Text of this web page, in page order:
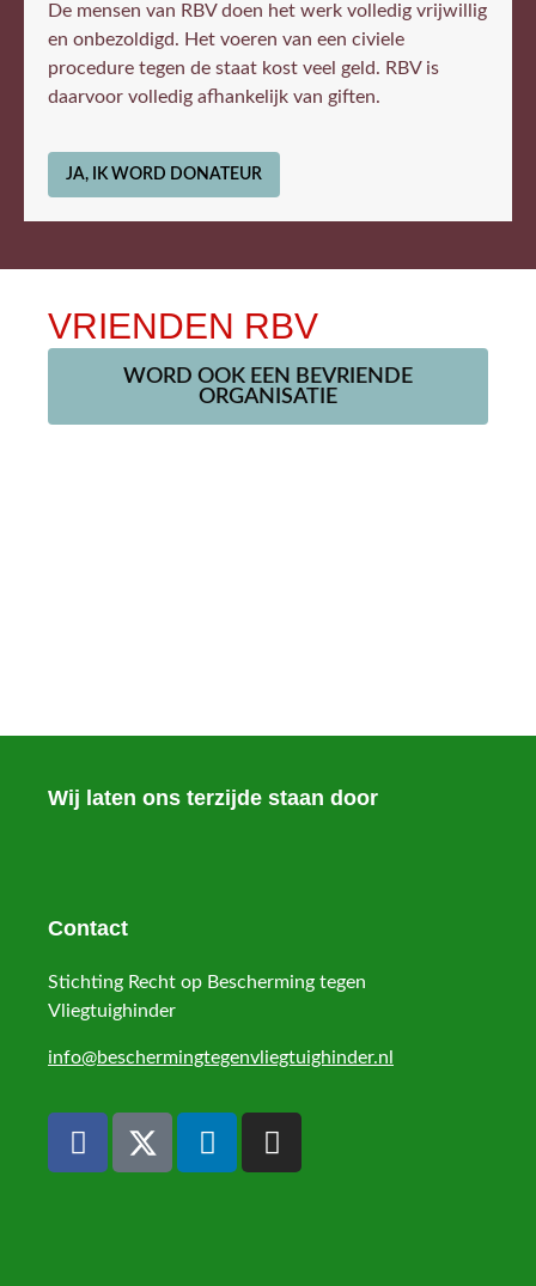
De mensen van RBV doen het werk volledig vrijwillig
en onbezoldigd. Het voeren van een civiele
procedure tegen de staat kost veel geld. RBV is
daarvoor volledig afhankelijk van giften.
JA, IK WORD DONATEUR
VRIENDEN RBV
WORD OOK EEN BEVRIENDE
ORGANISATIE
Wij laten ons terzijde staan door
Contact
Stichting Recht op Bescherming tegen
Vliegtuighinder
info@beschermingtegenvliegtuighinder.nl